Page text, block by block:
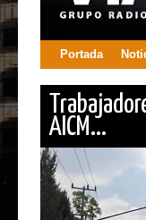
Portada
AICM...